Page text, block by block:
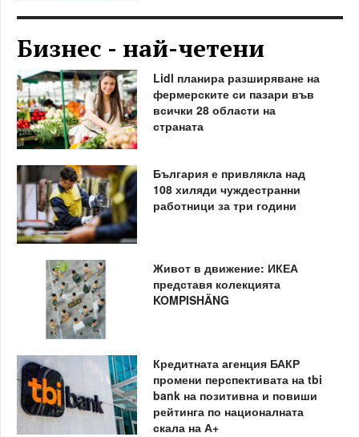
Бизнес - най-четени
Lidl планира разширяване на
фермерските си пазари във
всички 28 области на
страната
България е привлякла над
108 хиляди чуждестранни
работници за три години
Живот в движение: ИКЕА
представя колекцията
KOMPISHÄNG
Кредитната агенция БАКР
промени перспективата на tbi
bank на позитивна и повиши
рейтинга по националната
скала на А+